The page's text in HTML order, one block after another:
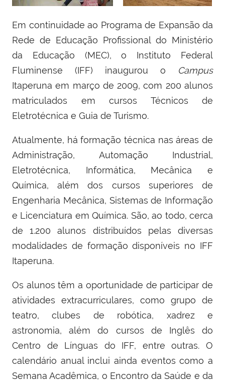
Em continuidade ao Programa de Expansão da
Rede de Educação Profissional do Ministério
da Educação (MEC), o Instituto Federal
Fluminense (IFF) inaugurou o Campus
Itaperuna em março de 2009, com 200 alunos
matriculados em cursos Técnicos de
Eletrotécnica e Guia de Turismo.
Atualmente, há formação técnica nas áreas de
Administração, Automação Industrial,
Eletrotécnica, Informática, Mecânica e
Química, além dos cursos superiores de
Engenharia Mecânica, Sistemas de Informação
e Licenciatura em Química. São, ao todo, cerca
de 1.200 alunos distribuídos pelas diversas
modalidades de formação disponíveis no IFF
Itaperuna.
Os alunos têm a oportunidade de participar de
atividades extracurriculares, como grupo de
teatro, clubes de robótica, xadrez e
astronomia, além do cursos de Inglês do
Centro de Línguas do IFF, entre outras. O
calendário anual inclui ainda eventos como a
Semana Acadêmica, o Encontro da Saúde e da